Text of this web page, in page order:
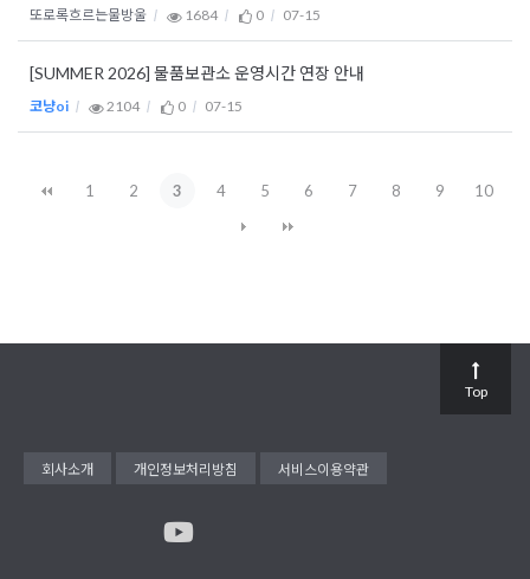
또로록흐르는물방울 1684 0 07-15
[SUMMER 2026] 물품보관소 운영시간 연장 안내
코냥oi 2104 0 07-15
1 2 3 4 5 6 7 8 9 10
회사소개 개인정보처리방침 서비스이용약관
Top